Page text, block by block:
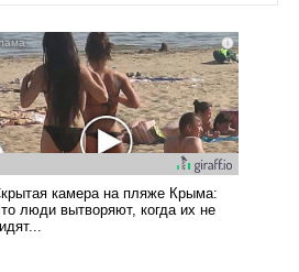
США, например, перед